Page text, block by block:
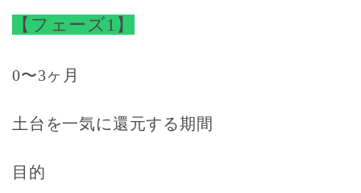
【フェーズ1】
0〜3ヶ月
土台を一気に還元する期間
目的